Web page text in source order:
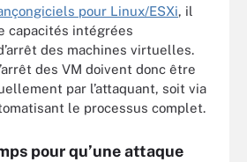
pour Linux/ESXi, il
capacités intégrées
des machines virtuelles.
des VM doivent donc être
par l’attaquant, soit via
le processus complet.
pour qu’une attaque